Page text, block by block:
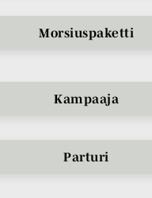
Morsiuspaketti
Kampaaja
Parturi